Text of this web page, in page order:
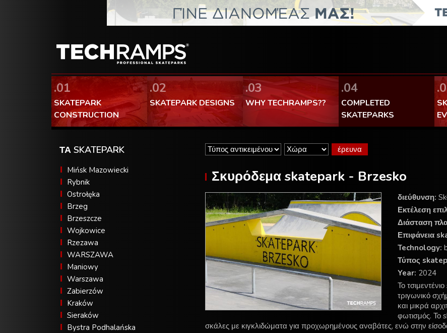
.01
SKATEPARK
CONSTRUCTION
.02
SKATEPARK DESIGNS
.03
WHY TECHRAMPS??
.04
COMPLETED
SKATEPARKS
ΤΑ SKATEPARK
Mińsk Mazowiecki
Rybnik
Ostrołęka
Brzeg
Brzeszcze
Wojkowice
Rzezawa
WARSZAWA
Maniowy
Warszawa
Zabierzów
Kraków
Sieraków
Bystra Podhalańska
Σκυρόδεμα skatepark - Brzesko
διεύθυνση:
Εκτέλεση
Διάσταση
Επιφάνεια
Technology:
Τύπος
Year: 2024
Το
τριγωνικό
και μικρά
φωτισμός. Το
σκάλες με κιγκλιδώματα για προχωρημένους αναβάτες, ενώ στην